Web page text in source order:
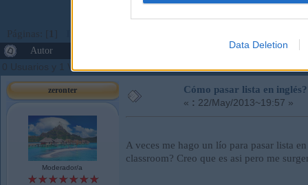
Data Deletion
Páginas: [ 1
Autor
Tema: Cómo pasar lista en inglés??? (Leído
0 Usuarios y 1 Visitante están viendo este tema.
zeronter
Moderador/a
Cómo pasar lista en
« : 22/May/2013~19:57 »
A veces me hago un lío para pasar lista
classroom? Creo que es asi pero me